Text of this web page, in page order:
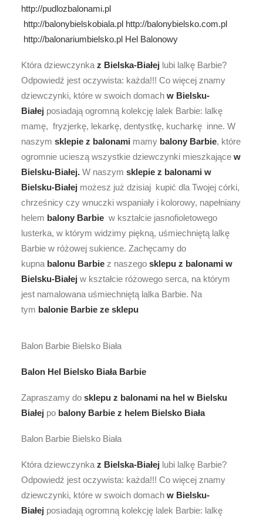
http://pudlozbalonami.pl
http://balonybielskobiala.pl http://balonybielsko.com.pl
http://balonariumbielsko.pl Hel Balonowy
Która dziewczynka z Bielska-Białej lubi lalkę Barbie?
Odpowiedź jest oczywista: każda!!! Co więcej znamy
dziewczynki, które w swoich domach w Bielsku-
Białej posiadają ogromną kolekcję lalek Barbie: lalkę
mamę, fryzjerkę, lekarkę, dentystkę, kucharkę inne. W
naszym sklepie z balonami mamy balony Barbie, które
ogromnie ucieszą wszystkie dziewczynki mieszkające w
Bielsku-Białej. W naszym sklepie z balonami w
Bielsku-Białej możesz już dzisiaj kupić dla Twojej córki,
chrześnicy czy wnuczki wspaniały i kolorowy, napełniany
helem balony Barbie w kształcie jasnofioletowego
lusterka, w którym widzimy piękną, uśmiechniętą lalkę
Barbie w różowej sukience. Zachęcamy do
kupna balonu Barbie z naszego sklepu z balonami w
Bielsku-Białej w kształcie różowego serca, na którym
jest namalowana uśmiechniętą lalka Barbie. Na
tym balonie Barbie ze sklepu
Balon Barbie Bielsko Biała
Balon Hel Bielsko Biała Barbie
Zapraszamy do sklepu z balonami na hel w Bielsku
Białej po balony Barbie z helem Bielsko Biała
Balon Barbie Bielsko Biała
Która dziewczynka z Bielska-Białej lubi lalkę Barbie?
Odpowiedź jest oczywista: każda!!! Co więcej znamy
dziewczynki, które w swoich domach w Bielsku-
Białej posiadają ogromną kolekcję lalek Barbie: lalkę